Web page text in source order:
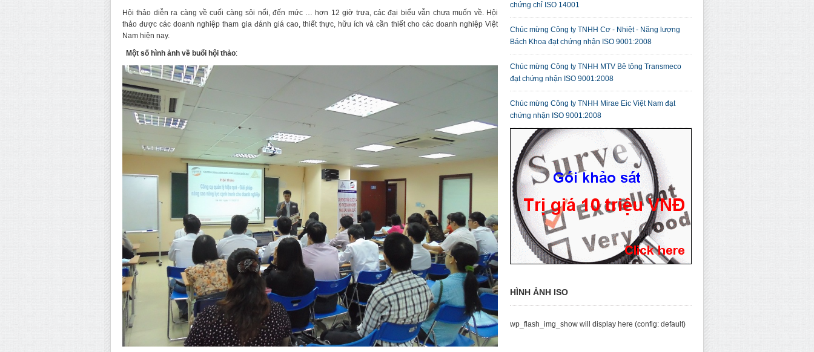
Hội thảo diễn ra càng về cuối càng sôi nổi, đến mức … hơn 12 giờ trưa, các đại biểu vẫn chưa muốn về. Hội
thảo được các doanh nghiệp tham gia đánh giá cao, thiết thực, hữu ích và cần thiết cho các doanh nghiệp Việt
Nam hiện nay.
Một số hình ảnh về buổi hội thảo:
chứng chỉ ISO 14001
Chúc mừng Công ty TNHH Cơ - Nhiệt - Năng lượng
Bách Khoa đạt chứng nhận ISO 9001:2008
Chúc mừng Công ty TNHH MTV Bê tông Transmeco
đạt chứng nhận ISO 9001:2008
Chúc mừng Công ty TNHH Mirae Eic Việt Nam đạt
chứng nhận ISO 9001:2008
HÌNH ẢNH ISO
wp_flash_img_show will display here (config: default)